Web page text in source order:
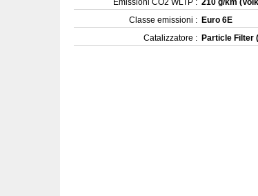
Emissioni CO2 WLTP : 210 g/km
Classe emissioni : Euro 6E
Catalizzatore : Particle Filter